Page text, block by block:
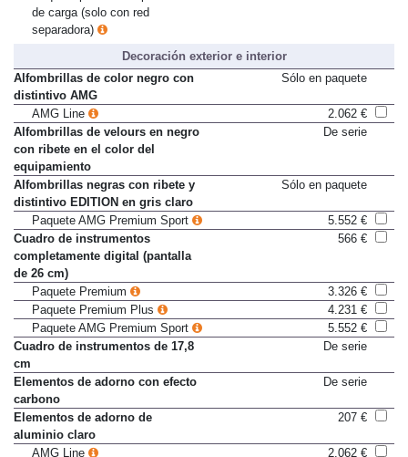
Paquete para el compartimento
de carga (solo con red
Decoración exterior e interior
Alfombrillas de color negro con
distintivo AMG
AMG Line
2.062 €
Alfombrillas de velours en negro
con ribete en el color del
equipamiento
Alfombrillas negras con ribete y
distintivo EDITION en gris claro
Paquete AMG Premium Sport
5.552 €
Cuadro de instrumentos
completamente digital (pantalla
de 26 cm)
Paquete Premium
3.326 €
Paquete Premium Plus
4.231 €
Paquete AMG Premium Sport
5.552 €
Cuadro de instrumentos de 17,8
cm
Elementos de adorno con efecto
carbono
Elementos de adorno de
aluminio claro